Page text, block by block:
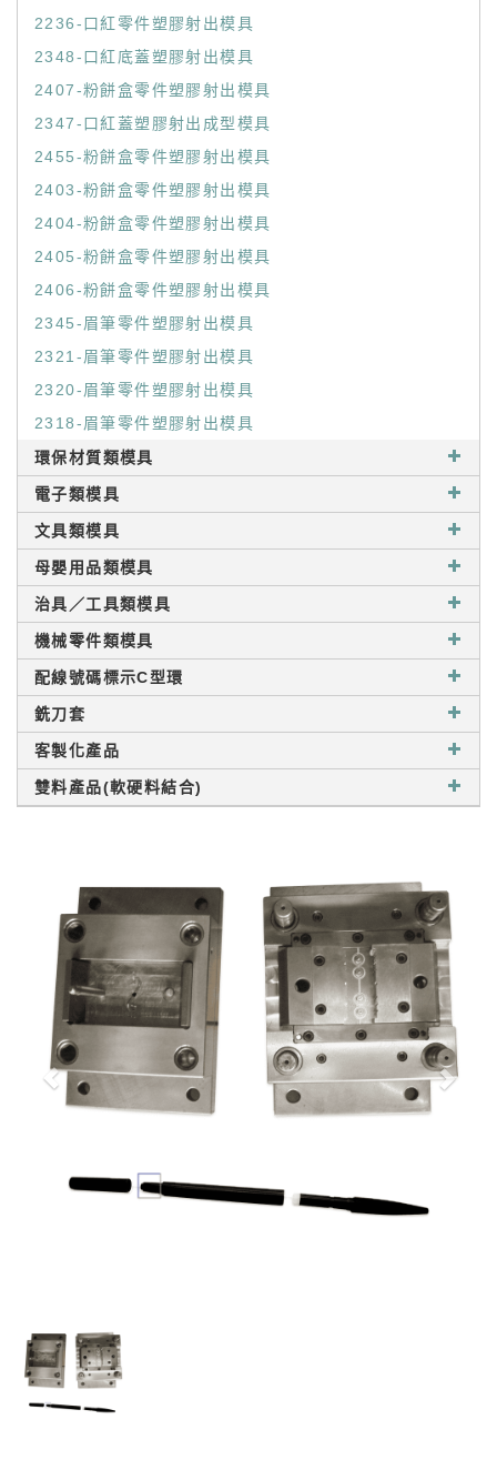
2236-口紅零件塑膠射出模具
2348-口紅底蓋塑膠射出模具
2407-粉餅盒零件塑膠射出模具
2347-口紅蓋塑膠射出成型模具
2455-粉餅盒零件塑膠射出模具
2403-粉餅盒零件塑膠射出模具
2404-粉餅盒零件塑膠射出模具
2405-粉餅盒零件塑膠射出模具
2406-粉餅盒零件塑膠射出模具
2345-眉筆零件塑膠射出模具
2321-眉筆零件塑膠射出模具
2320-眉筆零件塑膠射出模具
2318-眉筆零件塑膠射出模具
環保材質類模具
電子類模具
文具類模具
母嬰用品類模具
治具／工具類模具
機械零件類模具
配線號碼標示C型環
銑刀套
客製化產品
雙料產品(軟硬料結合)